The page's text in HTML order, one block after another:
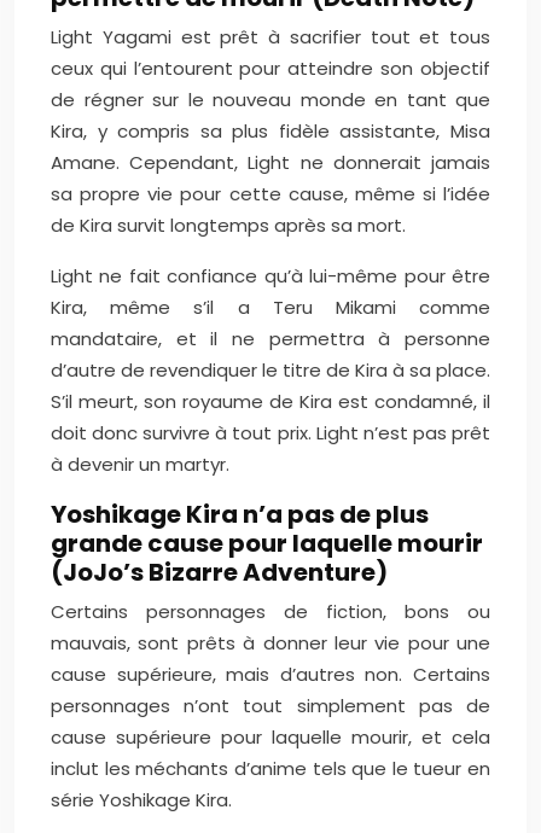
Light Yagami est prêt à sacrifier tout et tous
ceux qui l’entourent pour atteindre son objectif
de régner sur le nouveau monde en tant que
Kira, y compris sa plus fidèle assistante, Misa
Amane. Cependant, Light ne donnerait jamais
sa propre vie pour cette cause, même si l’idée
de Kira survit longtemps après sa mort.
Light ne fait confiance qu’à lui-même pour être
Kira, même s’il a Teru Mikami comme
mandataire, et il ne permettra à personne
d’autre de revendiquer le titre de Kira à sa place.
S’il meurt, son royaume de Kira est condamné, il
doit donc survivre à tout prix. Light n’est pas prêt
à devenir un martyr.
Yoshikage Kira n’a pas de plus
grande cause pour laquelle mourir
(JoJo’s Bizarre Adventure)
Certains personnages de fiction, bons ou
mauvais, sont prêts à donner leur vie pour une
cause supérieure, mais d’autres non. Certains
personnages n’ont tout simplement pas de
cause supérieure pour laquelle mourir, et cela
inclut les méchants d’anime tels que le tueur en
série Yoshikage Kira.